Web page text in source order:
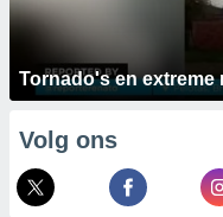
Tornado's en extreme
Volg ons